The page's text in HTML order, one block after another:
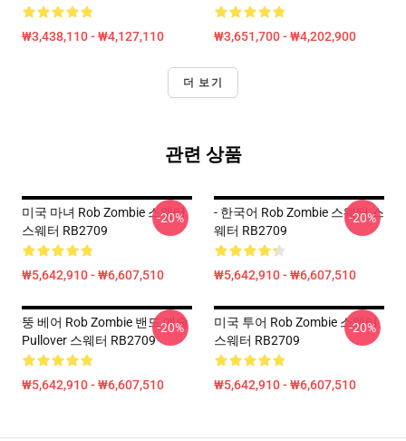
₩3,438,110 - ₩4,127,110 ₩3,651,700 - ₩4,202,900
더 보기
관련 상품
미국 마녀 Rob Zombie 스웨터
스웨터 RB2709
₩5,642,910 - ₩6,607,510
-20%
- 한국어 Rob Zombie 스웨터 스
웨터 RB2709
₩5,642,910 - ₩6,607,510
-20%
뚱 베어 Rob Zombie 밴드 예술
Pullover 스웨터 RB2709
₩5,642,910 - ₩6,607,510
-20%
미국 투어 Rob Zombie 스웨터
스웨터 RB2709
₩5,642,910 - ₩6,607,510
-20%